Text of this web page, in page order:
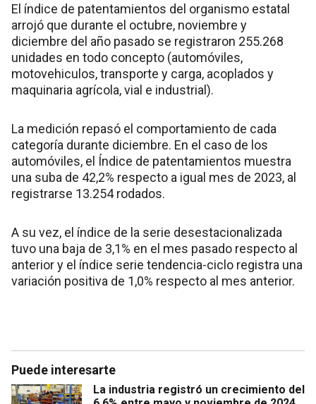
El índice de patentamientos del organismo estatal
arrojó que durante el octubre, noviembre y
diciembre del año pasado se registraron 255.268
unidades en todo concepto (automóviles,
motovehiculos, transporte y carga, acoplados y
maquinaria agrícola, vial e industrial).
La medición repasó el comportamiento de cada
categoría durante diciembre. En el caso de los
automóviles, el Índice de patentamientos muestra
una suba de 42,2% respecto a igual mes de 2023, al
registrarse 13.254 rodados.
A su vez, el índice de la serie desestacionalizada
tuvo una baja de 3,1% en el mes pasado respecto al
anterior y el índice serie tendencia-ciclo registra una
variación positiva de 1,0% respecto al mes anterior.
Puede interesarte
La industria registró un crecimiento del